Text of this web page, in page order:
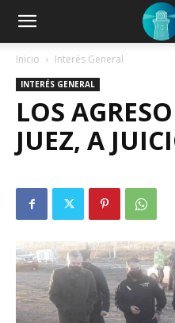
Inicio Interés General
INTERÉS GENERAL
LOS
JUEZ, A